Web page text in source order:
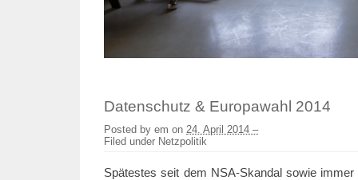
Datenschutz & Europawahl 2014
Posted by em on 24. April 2014 –
Filed under Netzpolitik
Spätestes seit dem NSA-Skandal sowie